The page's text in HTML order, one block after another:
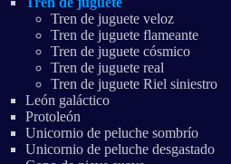
Tren de juguete veloz
Tren de juguete flameante
Tren de juguete cósmico
Tren de juguete real
Tren de juguete Riel siniestro
León galáctico
Protoleón
Unicornio de peluche sombrío
Unicornio de peluche desgastado